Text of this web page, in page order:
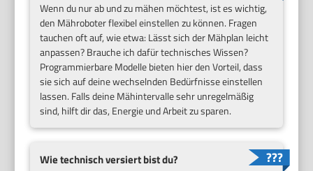
Wenn du nur ab und zu mähen möchtest, ist es wichtig,
den Mähroboter flexibel einstellen zu können. Fragen
tauchen oft auf, wie etwa: Lässt sich der Mähplan leicht
anpassen? Brauche ich dafür technisches Wissen?
Programmierbare Modelle bieten hier den Vorteil, dass
sie sich auf deine wechselnden Bedürfnisse einstellen
lassen. Falls deine Mähintervalle sehr unregelmäßig
sind, hilft dir das, Energie und Arbeit zu sparen.
Wie technisch versiert bist du?